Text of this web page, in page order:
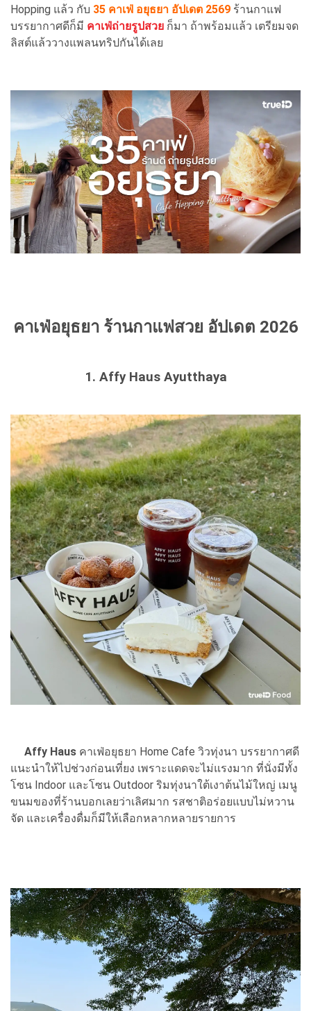
Hopping แล้ว กับ 35 คาเฟ่ อยุธยา อัปเดต 2569 ร้านกาแฟ
บรรยากาศดีก็มี คาเฟ่ถ่ายรูปสวย ก็มา ถ้าพร้อมแล้ว เตรียมจด
ลิสต์แล้ววางแพลนทริปกันได้เลย
คาเฟ่อยุธยา ร้านกาแฟสวย อัปเดต 2026
1. Affy Haus Ayutthaya
Affy Haus คาเฟ่อยุธยา Home Cafe วิวทุ่งนา บรรยากาศดี
แนะนำให้ไปช่วงก่อนเที่ยง เพราะแดดจะไม่แรงมาก ที่นั่งมีทั้ง
โซน Indoor และโซน Outdoor ริมทุ่งนาใต้เงาต้นไม้ใหญ่ เมนู
ขนมของที่ร้านบอกเลยว่าเลิศมาก รสชาติอร่อยแบบไม่หวาน
จัด และเครื่องดื่มก็มีให้เลือกหลากหลายรายการ